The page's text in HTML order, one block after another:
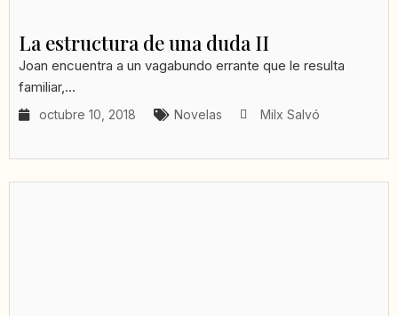
La estructura de una duda II
Joan encuentra a un vagabundo errante que le resulta
familiar,...
octubre 10, 2018 Novelas Milx Salvó